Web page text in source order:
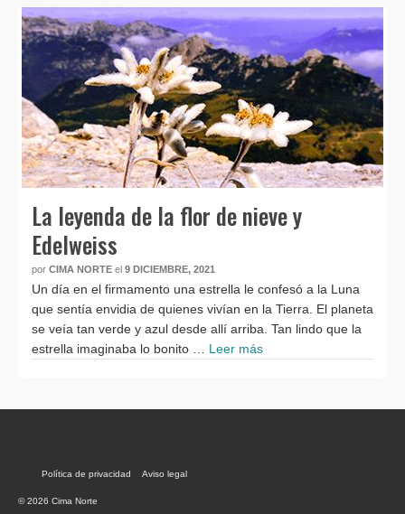
La leyenda de la flor de nieve y
Edelweiss
por CIMA NORTE el 9 DICIEMBRE, 2021
Un día en el firmamento una estrella le confesó a la Luna
que sentía envidia de quienes vivían en la Tierra. El planeta
se veía tan verde y azul desde allí arriba. Tan lindo que la
estrella imaginaba lo bonito … Leer más
Política de privacidad Aviso legal
© 2026 Cima Norte